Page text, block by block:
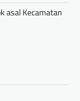
asal Kecamatan